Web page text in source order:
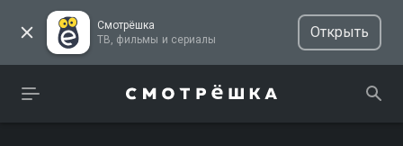
Смотрёшка
ТВ, фильмы и сериалы
Открыть